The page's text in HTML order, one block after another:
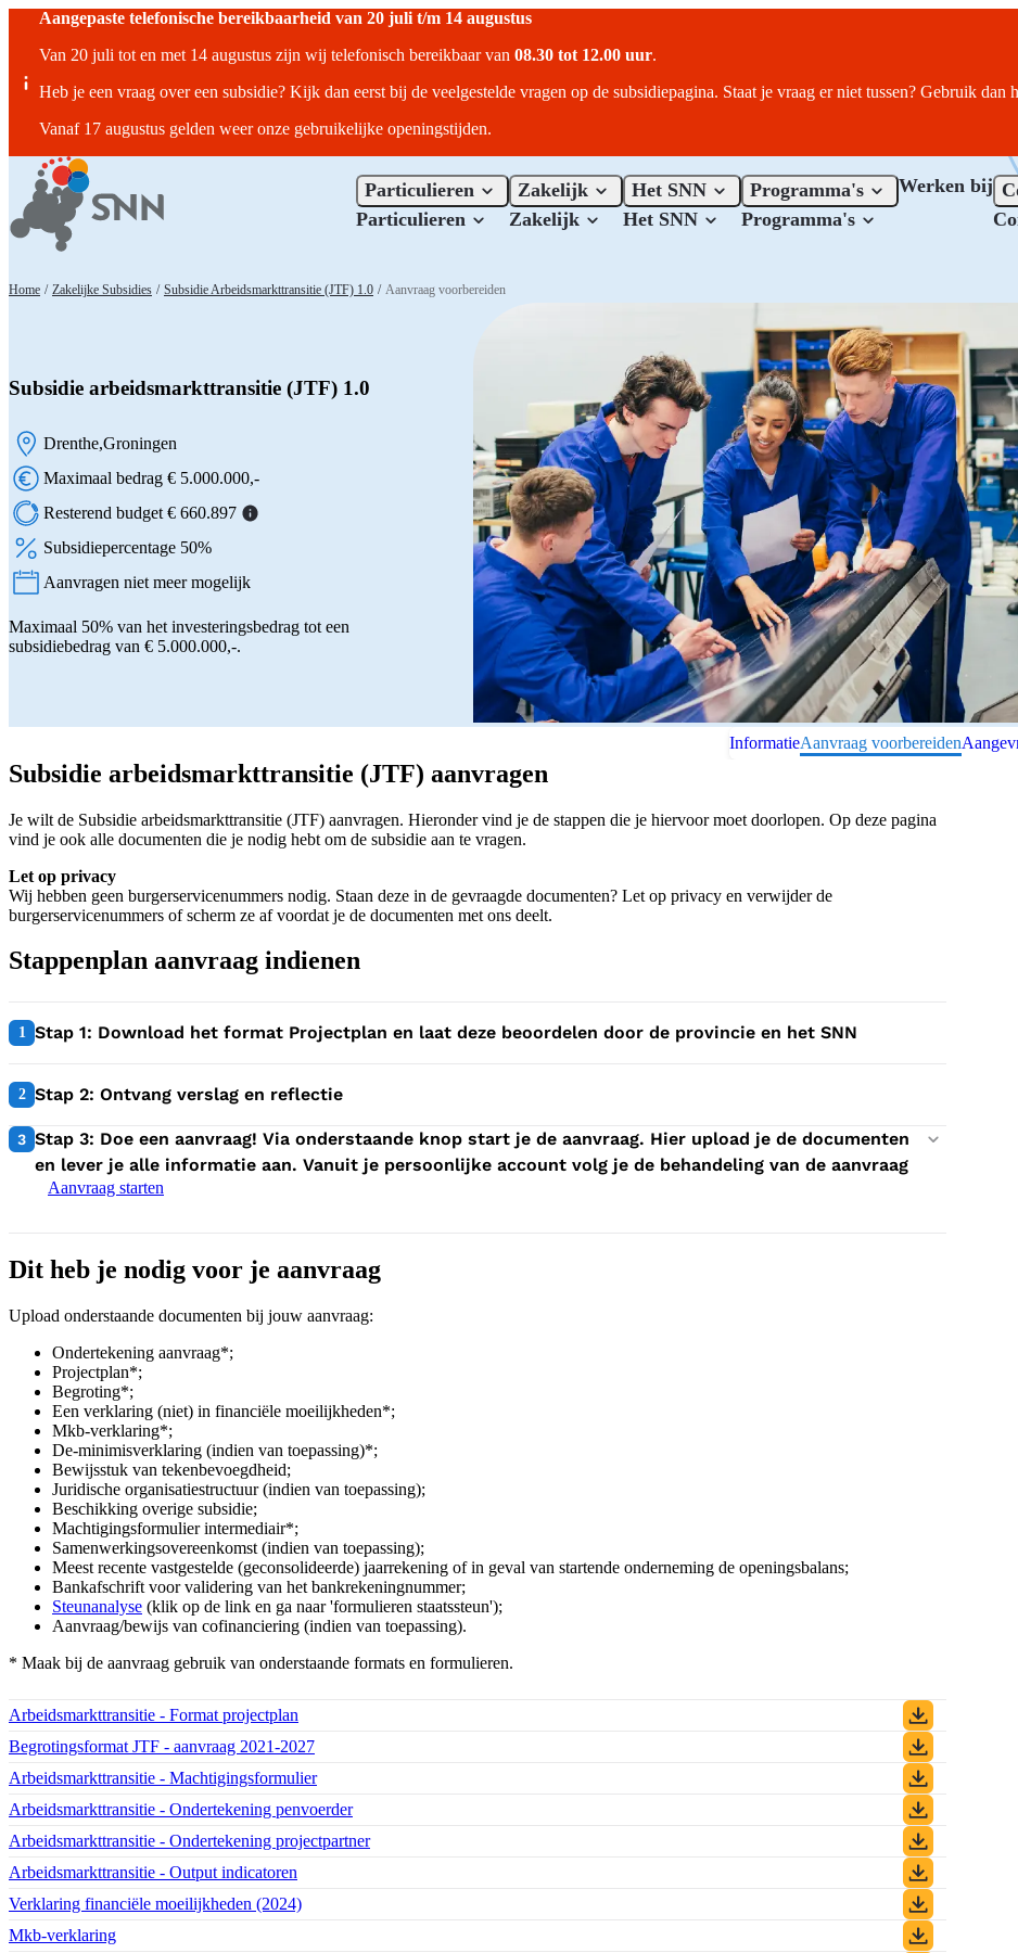
Aangepaste telefonische bereikbaarheid van 20 juli t/m 14 augustus
Van 20 juli tot en met 14 augustus zijn wij telefonisch bereikbaar van 08.30 tot 12.00 uur.
Heb je een vraag over een subsidie? Kijk dan eerst bij de veelgestelde vragen op de subsidiepagina. Staat je vraag er niet tussen? Gebruik dan
Vanaf 17 augustus gelden weer onze gebruikelijke openingstijden.
Particulieren
Particulieren
Zakelijk
Zakelijk
Het SNN
Het SNN
Programma's
Programma's
Werken bij
Home / Zakelijke Subsidies / Subsidie Arbeidsmarkttransitie (JTF) 1.0 / Aanvraag voorbereiden
Subsidie arbeidsmarkttransitie (JTF) 1.0
Locatie:
Drenthe Groningen
Maximaal bedrag € 5.000.000,-
Resterend budget € 660.897
Subsidiepercentage 50%
Status:
Aanvragen niet meer mogelijk
Maximaal 50% van het investeringsbedrag tot een
subsidiebedrag van € 5.000.000,-.
InformatieAanvraag voorbereiden
Subsidie arbeidsmarkttransitie (JTF) aanvragen
Je wilt de Subsidie arbeidsmarkttransitie (JTF) aanvragen. Hieronder vind je de stappen die je hiervoor moet doorlopen. Op deze pagina
vind je ook alle documenten die je nodig hebt om de subsidie aan te vragen.
Let op privacy
Wij hebben geen burgerservicenummers nodig. Staan deze in de gevraagde documenten? Let op privacy en verwijder de
burgerservicenummers of scherm ze af voordat je de documenten met ons deelt.
Stappenplan aanvraag indienen
1 1:
Stap 1: Download het format Projectplan en laat deze beoordelen door de provincie en het SNN
2 2:
Stap 2: Ontvang verslag en reflectie
3
3: Stap 3: Doe een aanvraag! Via onderstaande knop start je de aanvraag. Hier upload je de documenten
en lever je alle informatie aan. Vanuit je persoonlijke account volg je de behandeling van de aanvraag
Aanvraag starten
Dit heb je nodig voor je aanvraag
Upload onderstaande documenten bij jouw aanvraag:
Ondertekening aanvraag*;
Projectplan*;
Begroting*;
Een verklaring (niet) in financiële moeilijkheden*;
Mkb-verklaring*;
De-minimisverklaring (indien van toepassing)*;
Bewijsstuk van tekenbevoegdheid;
Juridische organisatiestructuur (indien van toepassing);
Beschikking overige subsidie;
Machtigingsformulier intermediair*;
Samenwerkingsovereenkomst (indien van toepassing);
Meest recente vastgestelde (geconsolideerde) jaarrekening of in geval van startende onderneming de openingsbalans;
Bankafschrift voor validering van het bankrekeningnummer;
Steunanalyse (klik op de link en ga naar 'formulieren staatssteun');
Aanvraag/bewijs van cofinanciering (indien van toepassing).
* Maak bij de aanvraag gebruik van onderstaande formats en formulieren.
Download bestand:
Arbeidsmarkttransitie - Format projectplan
Download bestand:
Begrotingsformat JTF - aanvraag 2021-2027
Download bestand:
Arbeidsmarkttransitie - Machtigingsformulier(PDF)
Download bestand:
Arbeidsmarkttransitie - Ondertekening penvoerder(PDF)
Download bestand:
Arbeidsmarkttransitie - Ondertekening projectpartner(PDF)
Download bestand:
Arbeidsmarkttransitie - Output indicatoren
Download bestand:
Verklaring financiële moeilijkheden (2024)
Download bestand:
Mkb-verklaring